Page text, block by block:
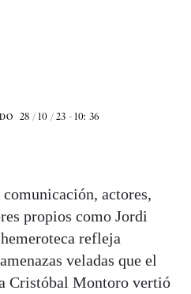
28 / 10 / 23 - 10: 36
actores,
propios como Jordi
refleja
veladas que el
Cristóbal Montoro vertió